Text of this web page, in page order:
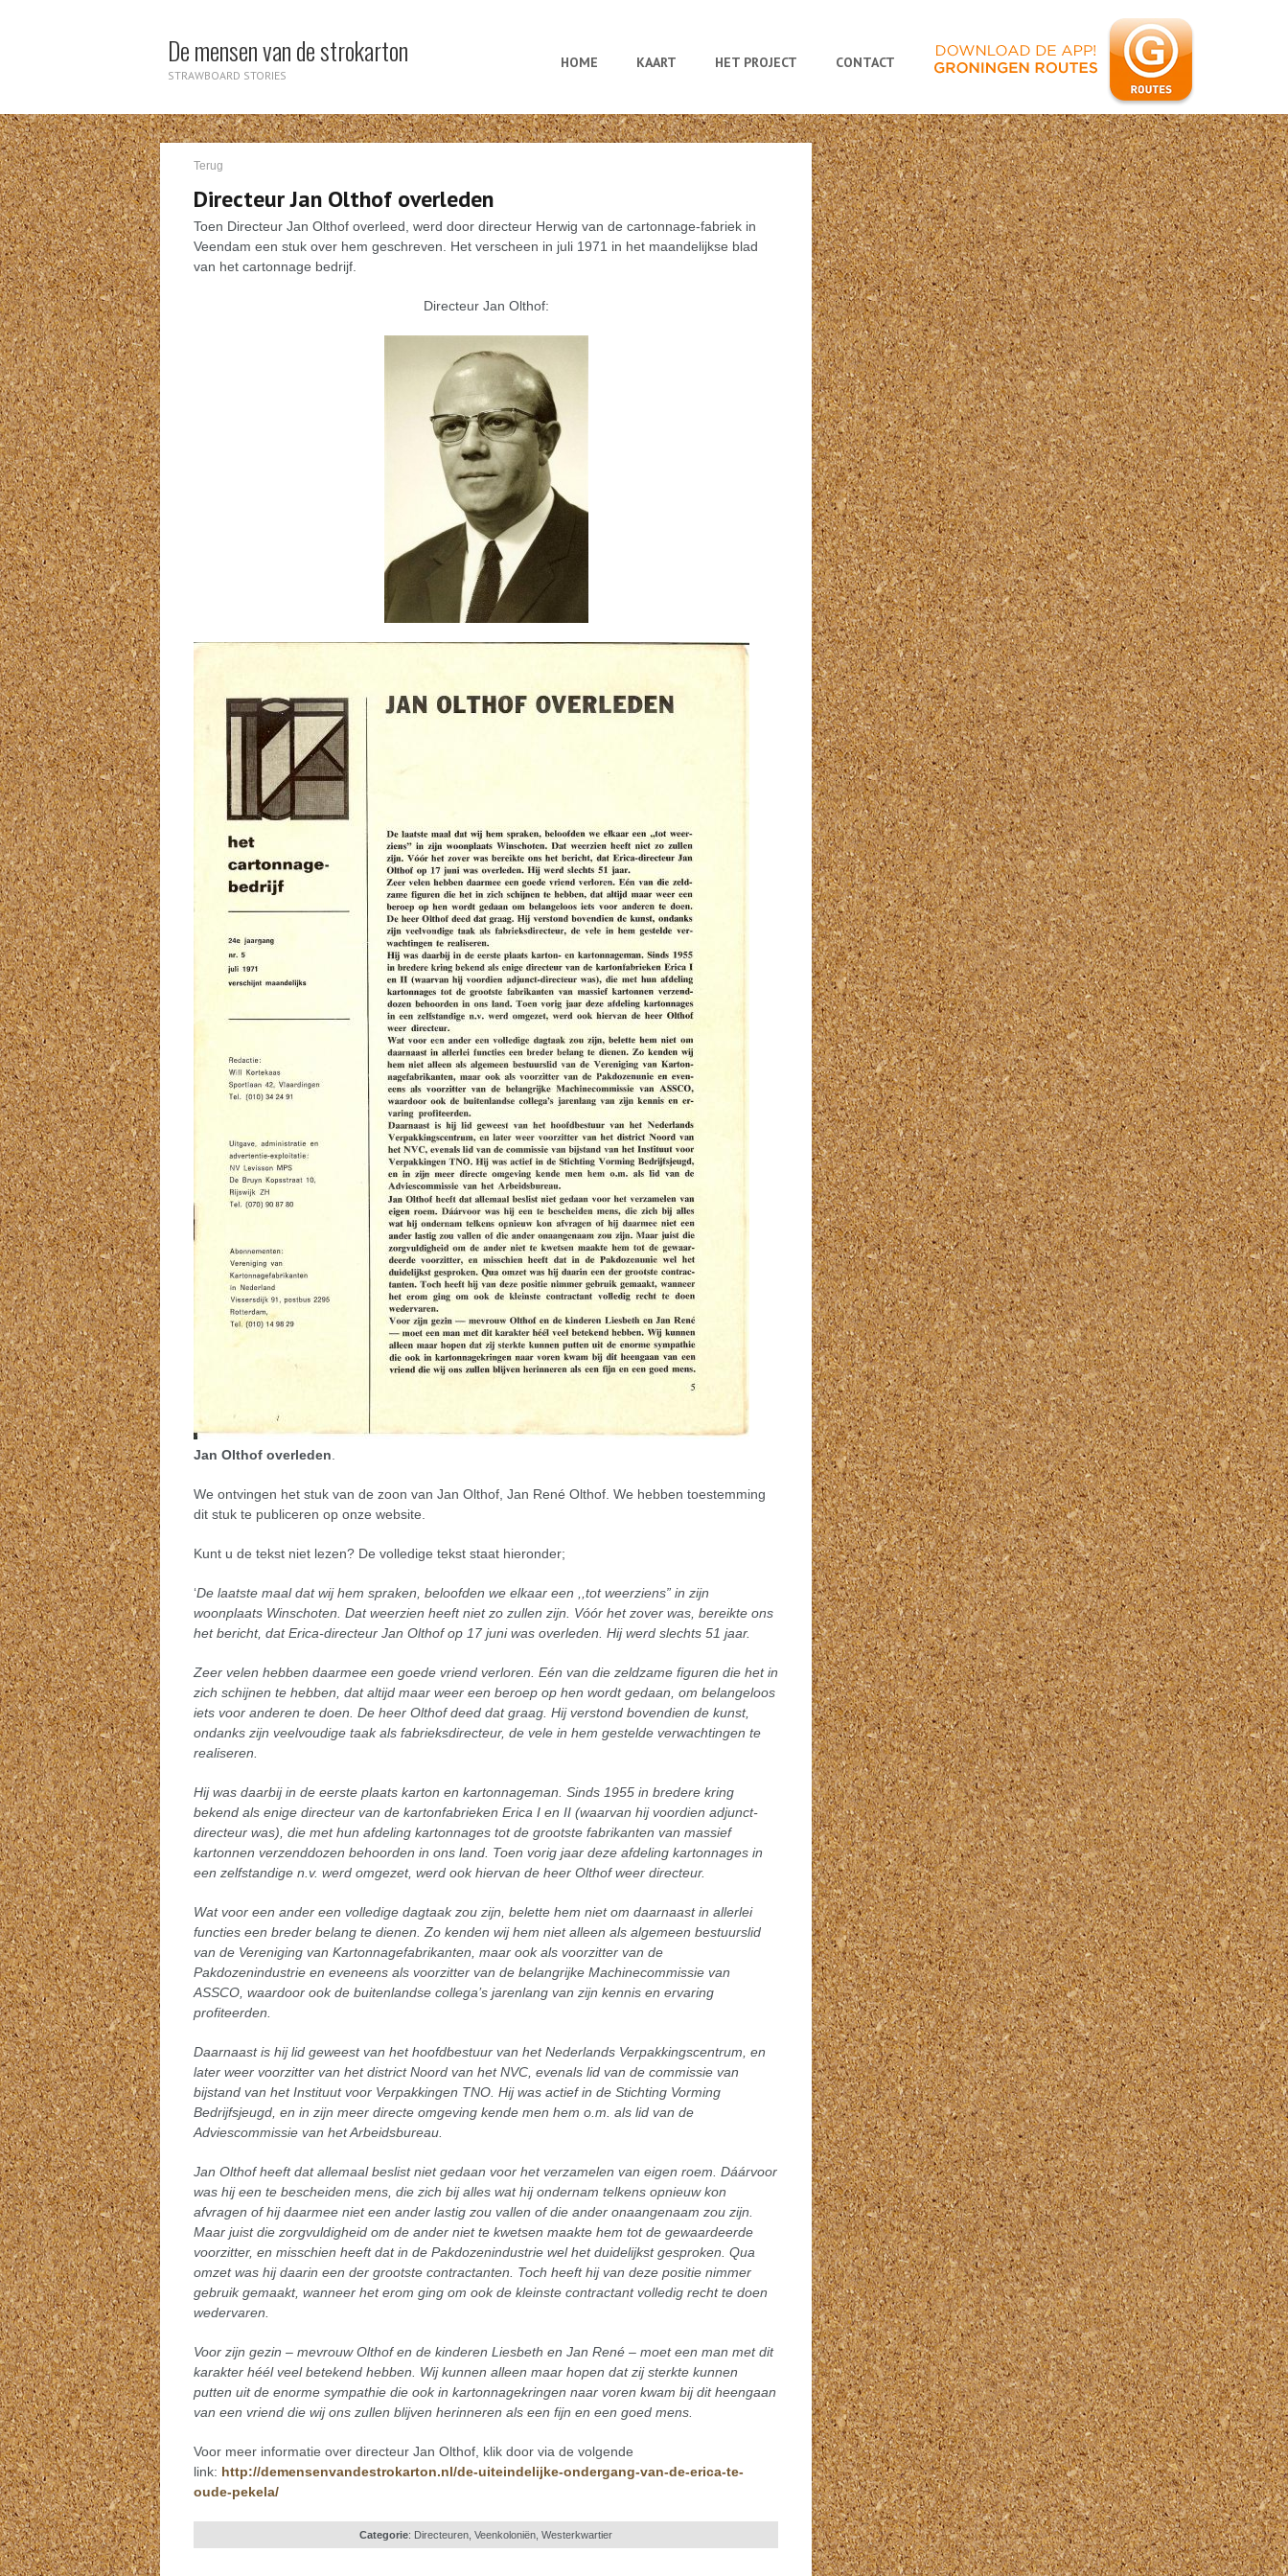
De mensen van de strokarton
STRAWBOARD STORIES
HOME KAART HET PROJECT CONTACT
Terug
Directeur Jan Olthof overleden
Toen Directeur Jan Olthof overleed, werd door directeur Herwig van de cartonnage-fabriek in
Veendam een stuk over hem geschreven. Het verscheen in juli 1971 in het maandelijkse blad
van het cartonnage bedrijf.
Directeur Jan Olthof:
Jan Olthof overleden
We ontvingen het stuk van de zoon van Jan Olthof, Jan René Olthof. We hebben toestemming
dit stuk te publiceren op onze website.
Kunt u de tekst niet lezen? De volledige tekst staat hieronder;
‘De laatste maal dat wij hem spraken, beloofden we elkaar een ,,tot weerziens” in zijn
woonplaats Winschoten. Dat weerzien heeft niet zo zullen zijn. Vóór het zover was, bereikte ons
het bericht, dat Erica-directeur Jan Olthof op 17 juni was overleden. Hij werd slechts 51 jaar.
Zeer velen hebben daarmee een goede vriend verloren. Eén van die zeldzame figuren die het in
zich schijnen te hebben, dat altijd maar weer een beroep op hen wordt gedaan, om belangeloos
iets voor anderen te doen. De heer Olthof deed dat graag. Hij verstond bovendien de kunst,
ondanks zijn veelvoudige taak als fabrieksdirecteur, de vele in hem gestelde verwachtingen te
realiseren.
Hij was daarbij in de eerste plaats karton en kartonnageman. Sinds 1955 in bredere kring
bekend als enige directeur van de kartonfabrieken Erica I en II (waarvan hij voordien adjunct-
directeur was), die met hun afdeling kartonnages tot de grootste fabrikanten van massief
kartonnen verzenddozen behoorden in ons land. Toen vorig jaar deze afdeling kartonnages in
een zelfstandige n.v. werd omgezet, werd ook hiervan de heer Olthof weer directeur.
Wat voor een ander een volledige dagtaak zou zijn, belette hem niet om daarnaast in allerlei
functies een breder belang te dienen. Zo kenden wij hem niet alleen als algemeen bestuurslid
van de Vereniging van Kartonnagefabrikanten, maar ook als voorzitter van de
Pakdozenindustrie en eveneens als voorzitter van de belangrijke Machinecommissie van
ASSCO, waardoor ook de buitenlandse collega’s jarenlang van zijn kennis en ervaring
profiteerden.
Daarnaast is hij lid geweest van het hoofdbestuur van het Nederlands Verpakkingscentrum, en
later weer voorzitter van het district Noord van het NVC, evenals lid van de commissie van
bijstand van het Instituut voor Verpakkingen TNO. Hij was actief in de Stichting Vorming
Bedrijfsjeugd, en in zijn meer directe omgeving kende men hem o.m. als lid van de
Adviescommissie van het Arbeidsbureau.
Jan Olthof heeft dat allemaal beslist niet gedaan voor het verzamelen van eigen roem. Dáárvoor
was hij een te bescheiden mens, die zich bij alles wat hij ondernam telkens opnieuw kon
afvragen of hij daarmee niet een ander lastig zou vallen of die ander onaangenaam zou zijn.
Maar juist die zorgvuldigheid om de ander niet te kwetsen maakte hem tot de gewaardeerde
voorzitter, en misschien heeft dat in de Pakdozenindustrie wel het duidelijkst gesproken. Qua
omzet was hij daarin een der grootste contractanten. Toch heeft hij van deze positie nimmer
gebruik gemaakt, wanneer het erom ging om ook de kleinste contractant volledig recht te doen
wedervaren.
Voor zijn gezin – mevrouw Olthof en de kinderen Liesbeth en Jan René – moet een man met dit
karakter héél veel betekend hebben. Wij kunnen alleen maar hopen dat zij sterkte kunnen
putten uit de enorme sympathie die ook in kartonnagekringen naar voren kwam bij dit heengaan
van een vriend die wij ons zullen blijven herinneren als een fijn en een goed mens.
Voor meer informatie over directeur Jan Olthof, klik door via de volgende
link: http://demensenvandestrokarton.nl/de-uiteindelijke-ondergang-van-de-erica-te-
oude-pekela/
Categorie: Directeuren Veenkoloniën Westerkwartier